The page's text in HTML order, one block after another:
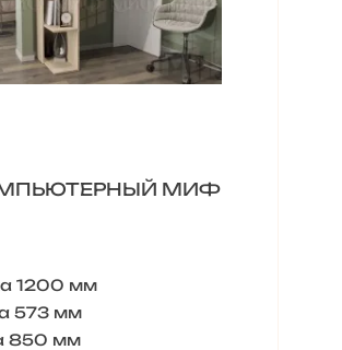
МИФ
1200 мм
573 мм
850 мм